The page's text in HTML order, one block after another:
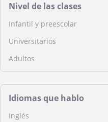
Nivel de las clases
Infantil y preescolar
Universitarios
Adultos
Idiomas que hablo
Inglés